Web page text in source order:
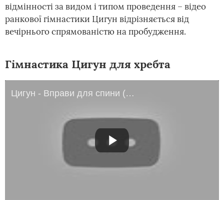
відмінності за видом і типом проведення – відео
ранкової гімнастики Цигун відрізняється від
вечірнього спрямованістю на пробудження.
Гімнастика Цигун для хребта
Цигун - Вправи для спини (Chi Quong - Exercises for a back).